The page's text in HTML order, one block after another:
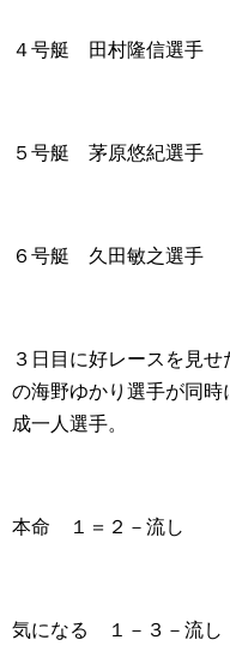
４号艇 田村隆信選手
５号艇 茅原悠紀選手
６号艇 久田敏之選手
３日目に好レースを見
の海野ゆかり選手が同
成一人選手。
本命 １＝２－流し
気になる １－３－流